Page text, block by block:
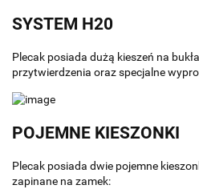
SYSTEM H20
Plecak posiada dużą kieszeń na
przytwierdzenia oraz specjalne
POJEMNE KIESZONKI
Plecak posiada dwie pojemne
zapinane na zamek: